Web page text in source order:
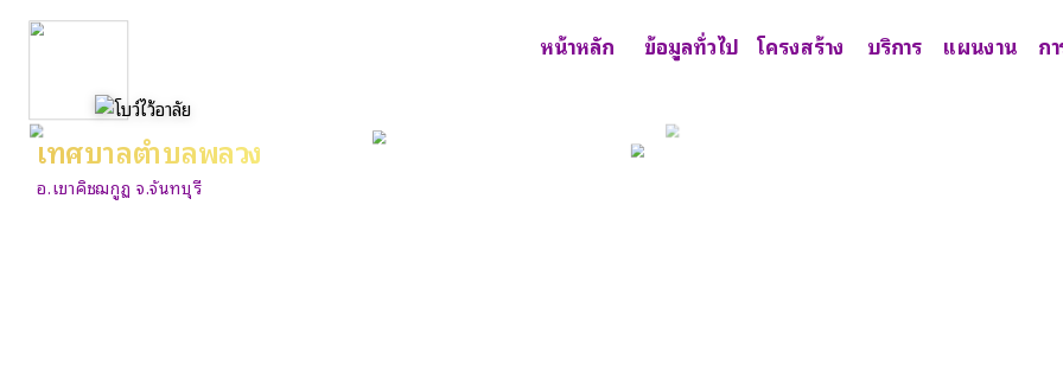
เทศบาลตำบลพลวง
อ.เขาคิชฌกูฏ จ.จันทบุรี
หน้าหลัก ข้อมูลทั่วไป โครงสร้าง บริการ แผนงาน ก